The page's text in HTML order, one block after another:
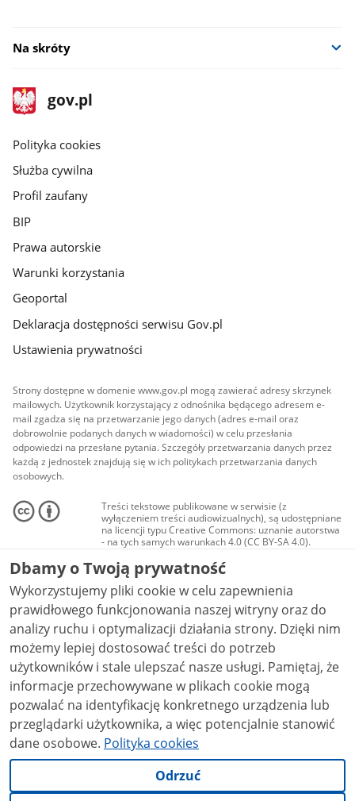
Na skróty
stopka
gov.pl
Strona
gov.pl
gov.pl
Polityka cookies
Służba cywilna
Profil zaufany
BIP
Prawa autorskie
Warunki korzystania
Geoportal
Deklaracja dostępności serwisu Gov.pl
Ustawienia prywatności
Strony dostępne w domenie www.gov.pl mogą zawierać adresy skrzynek
mailowych. Użytkownik korzystający z odnośnika będącego adresem e-
mail zgadza się na przetwarzanie jego danych (adres e-mail oraz
dobrowolnie podanych danych w wiadomości) w celu przesłania
odpowiedzi na przesłane pytania. Szczegóły przetwarzania danych przez
każdą z jednostek znajdują się w ich politykach przetwarzania danych
osobowych.
Treści tekstowe publikowane w serwisie (z
wyłączeniem treści audiowizualnych), są udostępniane
na licencji typu Creative Commons: uznanie autorstwa
- na tych samych warunkach 4.0 (CC BY-SA 4.0).
Materiały audiowizualne, w tym zdjęcia, materiały
audio i wideo, są udostępniane na licencji typu
Creative Commons: uznanie autorstwa użycie
niekomercyjne - bez utworów zależnych 4.0 (CC BY-
NC-ND 4.0), o ile nie jest to stwierdzone inaczej.
Dbamy o Twoją prywatność
Wykorzystujemy pliki cookie w celu zapewnienia
prawidłowego funkcjonowania naszej witryny oraz do
analizy ruchu i optymalizacji działania strony. Dzięki nim
możemy lepiej dostosować treści do potrzeb
użytkowników i stale ulepszać nasze usługi. Pamiętaj, że
informacje przechowywane w plikach cookie mogą
pozwalać na identyfikację konkretnego urządzenia lub
przeglądarki użytkownika, a więc potencjalnie stanowić
dane osobowe. Polityka cookies
Odrzuć